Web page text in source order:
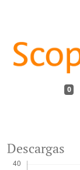
0
Descargas